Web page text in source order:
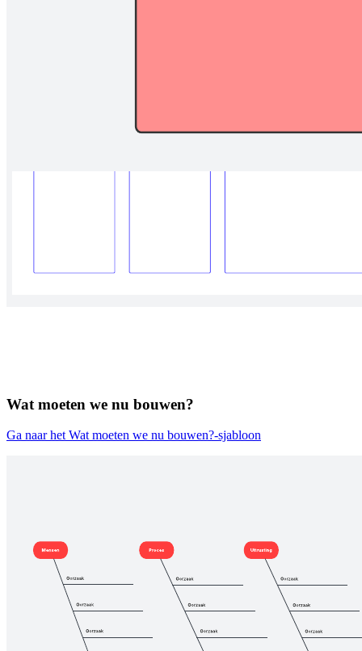
Wat moeten we nu bouwen?
Ga naar het Wat moeten we nu bouwen?-sjabloon